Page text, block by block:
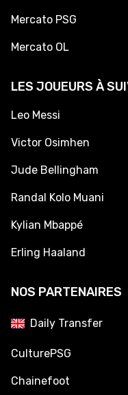
Mercato PSG
Mercato OL
LES JOUEURS À
Leo Messi
Victor Osimhen
Jude Bellingham
Randal Kolo Muani
Kylian Mbappé
Erling Haaland
NOS PARTENAIRES
Daily Transfer
CulturePSG
Chainefoot